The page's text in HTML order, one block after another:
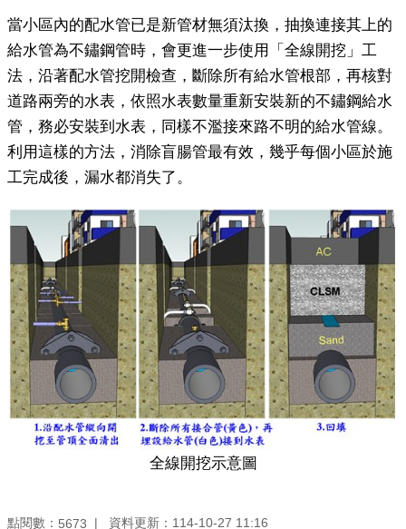
當小區內的配水管已是新管材無須汰換，抽換連接其上的
給水管為不鏽鋼管時，會更進一步使用「全線開挖」工
法，沿著配水管挖開檢查，斷除所有給水管根部，再核對
道路兩旁的水表，依照水表數量重新安裝新的不鏽鋼給水
管，務必安裝到水表，同樣不濫接來路不明的給水管線。
利用這樣的方法，消除盲腸管最有效，幾乎每個小區於施
工完成後，漏水都消失了。
全線開挖示意圖
點閱數： 5673 資料更新： 114-10-27 11:16